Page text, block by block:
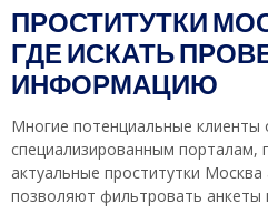
ПРОСТИТУТКИ
ГДЕ ИСКАТЬ
ИНФОРМАЦИЮ
Многие потенциальные
специализированным порталам,
актуальные проститутки
позволяют фильтровать анкеты